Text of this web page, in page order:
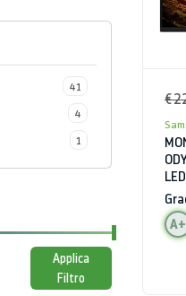
41
4
1
Applica
Filtro
€
A+